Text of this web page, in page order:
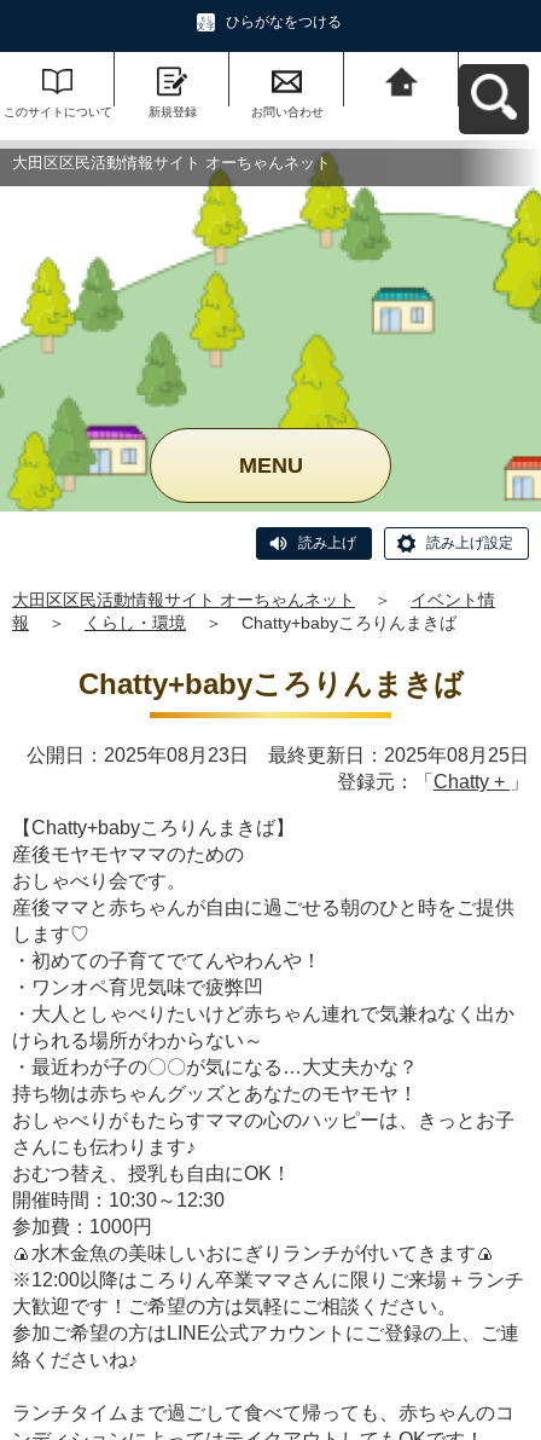
ひらがなをつける
このサイトについて 新規登録 お問い合わせ
ットへ戻る
大田区区民活動情報サイト オーちゃんネット
MENU
読み上げ 読み上げ設定
大田区区民活動情報サイト オーちゃんネット ＞
イベント情
報
＞ くらし・環境 ＞ Chatty+babyころりんまきば
Chatty+babyころりんまきば
公開日：2025年08月23日 最終更新日：2025年08月25日
登録元：「 Chatty + 」
【Chatty+babyころりんまきば】
産後モヤモヤママのための
おしゃべり会です。
産後ママと赤ちゃんが自由に過ごせる朝のひと時をご提供
します♡
・初めての子育てでてんやわんや！
・ワンオペ育児気味で疲弊凹
・大人としゃべりたいけど赤ちゃん連れで気兼ねなく出か
けられる場所がわからない～
・最近わが子の〇〇が気になる…大丈夫かな？
持ち物は赤ちゃんグッズとあなたのモヤモヤ！
おしゃべりがもたらすママの心のハッピーは、きっとお子
さんにも伝わります♪
おむつ替え、授乳も自由にOK！
開催時間：10:30～12:30
参加費：1000円
🍙水木金魚の美味しいおにぎりランチが付いてきます🍙
※12:00以降はころりん卒業ママさんに限りご来場＋ランチ
大歓迎です！ご希望の方は気軽にご相談ください。
参加ご希望の方はLINE公式アカウントにご登録の上、ご連
絡くださいね♪
ランチタイムまで過ごして食べて帰っても、赤ちゃんのコ